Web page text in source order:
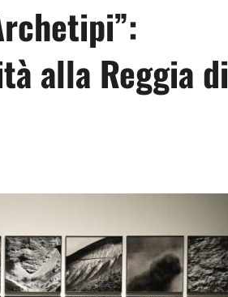
alla Reggia di